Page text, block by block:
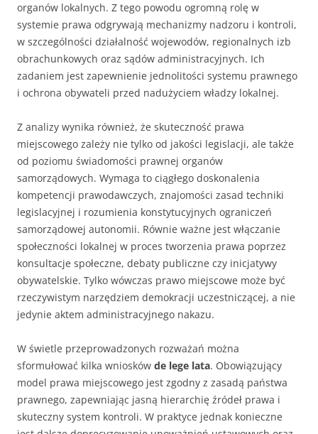
organów lokalnych. Z tego powodu ogromną rolę w
systemie prawa odgrywają mechanizmy nadzoru i kontroli,
w szczególności działalność wojewodów, regionalnych izb
obrachunkowych oraz sądów administracyjnych. Ich
zadaniem jest zapewnienie jednolitości systemu prawnego
i ochrona obywateli przed nadużyciem władzy lokalnej.
Z analizy wynika również, że skuteczność prawa
miejscowego zależy nie tylko od jakości legislacji, ale także
od poziomu świadomości prawnej organów
samorządowych. Wymaga to ciągłego doskonalenia
kompetencji prawodawczych, znajomości zasad techniki
legislacyjnej i rozumienia konstytucyjnych ograniczeń
samorządowej autonomii. Równie ważne jest włączanie
społeczności lokalnej w proces tworzenia prawa poprzez
konsultacje społeczne, debaty publiczne czy inicjatywy
obywatelskie. Tylko wówczas prawo miejscowe może być
rzeczywistym narzędziem demokracji uczestniczącej, a nie
jedynie aktem administracyjnego nakazu.
W świetle przeprowadzonych rozważań można
sformułować kilka wniosków de lege lata. Obowiązujący
model prawa miejscowego jest zgodny z zasadą państwa
prawnego, zapewniając jasną hierarchię źródeł prawa i
skuteczny system kontroli. W praktyce jednak konieczne